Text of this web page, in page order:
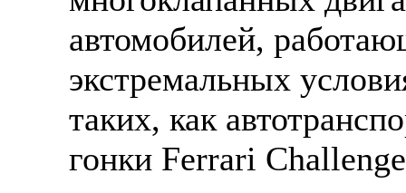
автомобилей,
экстремальных
таких, как
гонки Ferrari